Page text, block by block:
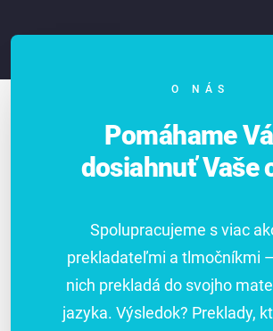
O NÁS
Pomáhame
dosiahnuť Vaše
Spolupracujeme s viac
prekladateľmi a tlmočníkmi
nich prekladá do svojho
jazyka. Výsledok? Preklady,